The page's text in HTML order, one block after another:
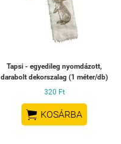
Tapsi - egyedileg nyomdázott,
darabolt dekorszalag (1 méter/db)
320 Ft
 KOSÁRBA